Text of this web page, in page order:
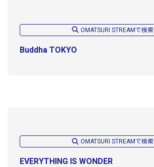
OMATSURI STREAMで検索
Buddha TOKYO
OMATSURI STREAMで検索
EVERYTHING IS WONDER